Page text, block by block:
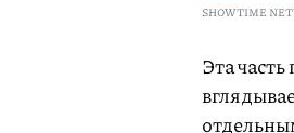
SHOWTIME
Эта